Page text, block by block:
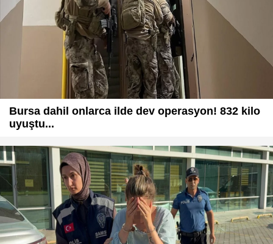
Bursa dahil onlarca ilde dev operasyon! 832 kilo
uyuştu...